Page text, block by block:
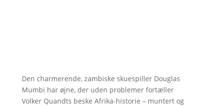
Den charmerende, zambiske skuespiller Douglas
Mumbi har øjne, der uden problemer fortæller
Volker Quandts beske Afrika-historie – muntert og